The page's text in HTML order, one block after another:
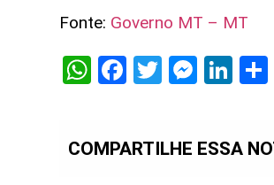
Fonte: Governo MT – MT
WhatsApp
Facebook
Twitter
COMPARTILHE ESSA